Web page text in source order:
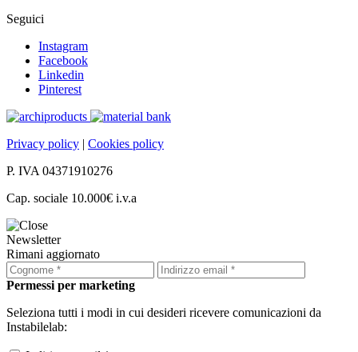
Seguici
Instagram
Facebook
Linkedin
Pinterest
Privacy policy | Cookies policy
P. IVA 04371910276
Cap. sociale 10.000€ i.v.a
Newsletter
Rimani aggiornato
Permessi per marketing
Seleziona tutti i modi in cui desideri ricevere comunicazioni da
Instabilelab: